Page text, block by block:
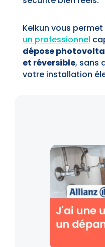
Kelkun vous
un professionnel
dépose
et réversible, sans
votre installation